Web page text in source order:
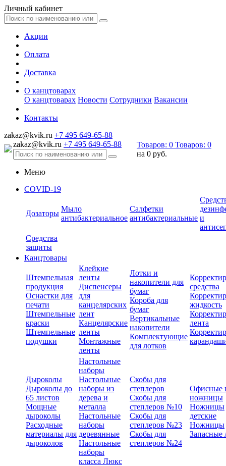
Личный кабинет
Акции
Оплата
Доставка
О канцтоварах
О канцтоварах Новости Сотрудники Вакансии
Контакты
zakaz@kvik.ru +7 495 649-65-88
zakaz@kvik.ru +7 495 649-65-88 Товаров: 0 Товаров: 0
на 0 руб.
Меню
COVID-19
Дозаторы
Мыло
антибактериальное
Салфетки
антибактериальные и
Средства
защиты
Канцтовары
Штемпельная
продукция
Оснастки для
печати
Штемпельные
краски
Штемпельные
подушки
Клейкие
ленты
Диспенсеры
для
канцелярских
лент
Канцелярские
ленты
Монтажные
ленты
Лотки и
накопители для
бумаг
Короба для
бумаг
Вертикальные
накопители
Комплектующие
для лотков
средства
жидкость
лента
Дыроколы
Дыроколы до
65 листов
Мощные
дыроколы
Расходные
материалы для
дыроколов
Настольные
наборы
Настольные
наборы из
дерева и
металла
Настольные
наборы
деревянные
Настольные
наборы
класса Люкс
Скобы для
степлеров
Скобы для
степлеров №10
Скобы для
степлеров №23
Скобы для
степлеров №24
Офисные
ножницы
Ножницы
детские
Ножницы
Запасные